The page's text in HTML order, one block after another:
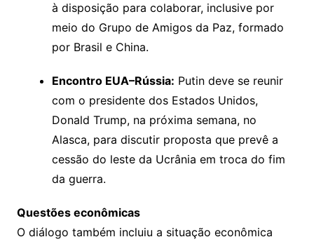
à disposição para colaborar, inclusive por
meio do Grupo de Amigos da Paz, formado
por Brasil e China.
Encontro EUA–Rússia: Putin deve se reunir
com o presidente dos Estados Unidos,
Donald Trump, na próxima semana, no
Alasca, para discutir proposta que prevê a
cessão do leste da Ucrânia em troca do fim
da guerra.
Questões econômicas
O diálogo também incluiu a situação econômica